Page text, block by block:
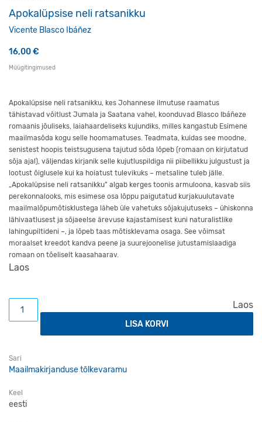
Apokalüpsise neli ratsanikku
Vicente Blasco Ibáñez
16,00€
Müügitingimused
Apokalüpsise neli ratsanikku, kes Johannese ilmutuse raamatus
tähistavad võitlust Jumala ja Saatana vahel, koonduvad Blasco Ibáñeze
romaanis jõuliseks, laiahaardeliseks kujundiks, milles kangastub Esimene
maailmasõda kogu selle hoomamatuses. Teadmata, kuidas see moodne,
senistest hoopis teistsugusena tajutud sõda lõpeb (romaan on kirjutatud
sõja ajal), väljendas kirjanik selle kujutluspildiga nii piibellikku julgustust ja
lootust õiglusele kui ka hoiatust tulevikuks – metsaline tuleb jälle.
„Apokalüpsise neli ratsanikku” algab kerges toonis armuloona, kasvab siis
perekonnalooks, mis esimese osa lõppu paigutatud kurjakuulutavate
maailmalõpumõtisklustega läheb üle vahetuks sõjakujutuseks – ühiskonna
lähivaatlusest ja sõjaeelse ärevuse kajastamisest kuni naturalistlike
lahingupiltideni –, ja lõpeb taas mõtisklevama osaga. See võimsat
moraalset kreedot kandva peene ja suurejoonelise jutustamislaadiga
romaan on tõeliselt kaasahaarav.
Laos
Laos
Apokalüpsise neli ratsanikku kogus
LISA KORVI
Sari
Maailmakirjanduse tõlkevaramu
Keel
eesti